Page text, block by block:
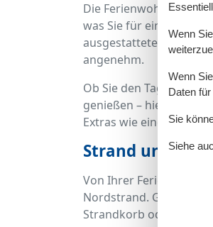
Die Ferienwohnungen
was Sie für einen
ausgestattete Küche
angenehm.
Ob Sie den Tag bei
genießen – hier
Extras wie eine Sauna,
Strand und
Von Ihrer
Nordstrand. Genießen
Strandkorb oder
Wenn
Wenn
Daten
Sie
Siehe